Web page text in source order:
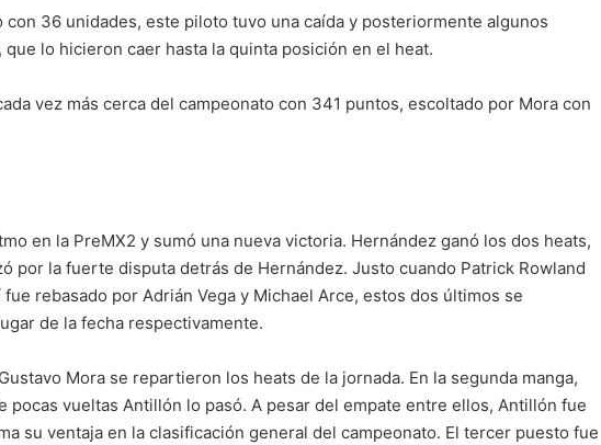
con 36 unidades, este piloto tuvo una caída y posteriormente algunos
lo hicieron caer hasta la quinta posición en el heat.
vez más cerca del campeonato con 341 puntos, escoltado por Mora con
en la PreMX2 y sumó una nueva victoria. Hernández ganó los dos heats,
por la fuerte disputa detrás de Hernández. Justo cuando Patrick Rowland
rebasado por Adrián Vega y Michael Arce, estos dos últimos se
de la fecha respectivamente.
Mora se repartieron los heats de la jornada. En la segunda manga,
pocas vueltas Antillón lo pasó. A pesar del empate entre ellos, Antillón fue
su ventaja en la clasificación general del campeonato. El tercer puesto fue